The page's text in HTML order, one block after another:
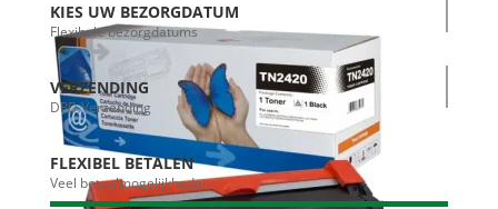
KIES UW BEZORGDATUM
Flexibele bezorgdatums
VERZENDING
DPD Verzending
FLEXIBEL BETALEN
Veel betaalmogelijkheden